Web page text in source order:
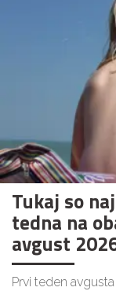
Tukaj so
tedna na
avgust
Prvi teden